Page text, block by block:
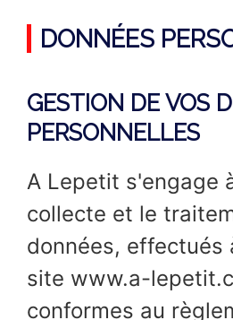
DONNÉES
GESTION DE VOS
PERSONNELLES
A Lepetit s'engage
collecte et le
données, effectués
site www.a-
conformes au